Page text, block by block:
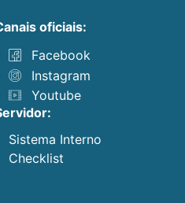
canais oficiais:
Facebook
Instagram
Youtube
servidor:
Sistema Interno
Checklist